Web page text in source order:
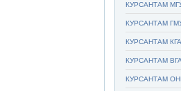
КУРСАНТАМ
КУРСАНТАМ
КУРСАНТАМ
КУРСАНТАМ
КУРСАНТАМ